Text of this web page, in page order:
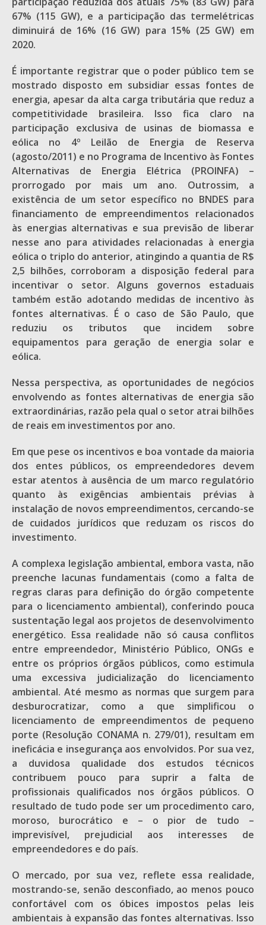
67% (115 GW), e a participação das termelétricas
diminuirá de 16% (16 GW) para 15% (25 GW) em
2020.
É importante registrar que o poder público tem se
mostrado disposto em subsidiar essas fontes de
energia, apesar da alta carga tributária que reduz a
competitividade brasileira. Isso fica claro na
participação exclusiva de usinas de biomassa e
eólica no 4º Leilão de Energia de Reserva
(agosto/2011) e no Programa de Incentivo às Fontes
Alternativas de Energia Elétrica (PROINFA) –
prorrogado por mais um ano. Outrossim, a
existência de um setor específico no BNDES para
financiamento de empreendimentos relacionados
às energias alternativas e sua previsão de liberar
nesse ano para atividades relacionadas à energia
eólica o triplo do anterior, atingindo a quantia de R$
2,5 bilhões, corroboram a disposição federal para
incentivar o setor. Alguns governos estaduais
também estão adotando medidas de incentivo às
fontes alternativas. É o caso de São Paulo, que
reduziu os tributos que incidem sobre
equipamentos para geração de energia solar e
eólica.
Nessa perspectiva, as oportunidades de negócios
envolvendo as fontes alternativas de energia são
extraordinárias, razão pela qual o setor atrai bilhões
de reais em investimentos por ano.
Em que pese os incentivos e boa vontade da maioria
dos entes públicos, os empreendedores devem
estar atentos à ausência de um marco regulatório
quanto às exigências ambientais prévias à
instalação de novos empreendimentos, cercando-se
de cuidados jurídicos que reduzam os riscos do
investimento.
A complexa legislação ambiental, embora vasta, não
preenche lacunas fundamentais (como a falta de
regras claras para definição do órgão competente
para o licenciamento ambiental), conferindo pouca
sustentação legal aos projetos de desenvolvimento
energético. Essa realidade não só causa conflitos
entre empreendedor, Ministério Público, ONGs e
entre os próprios órgãos públicos, como estimula
uma excessiva judicialização do licenciamento
ambiental. Até mesmo as normas que surgem para
desburocratizar, como a que simplificou o
licenciamento de empreendimentos de pequeno
porte (Resolução CONAMA n. 279/01), resultam em
ineficácia e insegurança aos envolvidos. Por sua vez,
a duvidosa qualidade dos estudos técnicos
contribuem pouco para suprir a falta de
profissionais qualificados nos órgãos públicos. O
resultado de tudo pode ser um procedimento caro,
moroso, burocrático e – o pior de tudo –
imprevisível, prejudicial aos interesses de
empreendedores e do país.
O mercado, por sua vez, reflete essa realidade,
mostrando-se, senão desconfiado, ao menos pouco
confortável com os óbices impostos pelas leis
ambientais à expansão das fontes alternativas. Isso